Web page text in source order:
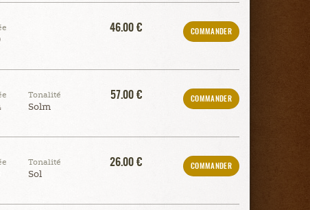
46.00 € COMMANDER
Tonalité
Solm
57.00 € COMMANDER
Tonalité
Sol
26.00 € COMMANDER